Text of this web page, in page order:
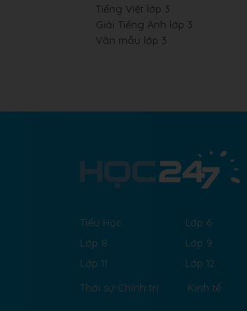
Tiếng Việt lớp 3
Giải Tiếng Anh lớp 3
Văn mẫu lớp 3
Tiểu Học Lớp 6
Lớp 8
Lớp 9
Lớp 11
Lớp 12
Thời sự-Chính trị
Kinh tế